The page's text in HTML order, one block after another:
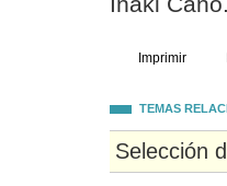
Imprimir
TEMAS
Selección